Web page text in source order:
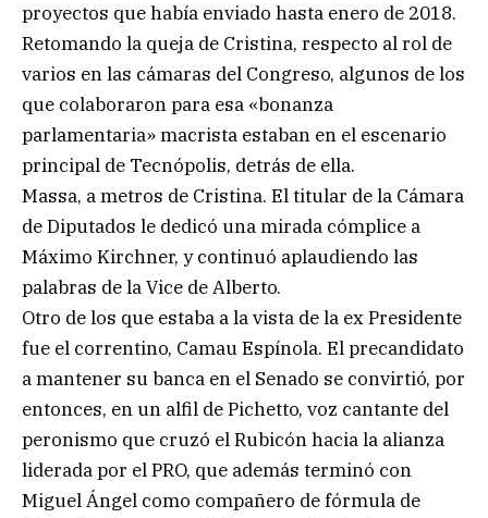
proyectos que había enviado hasta enero de 2018.
Retomando la queja de Cristina, respecto al rol de
varios en las cámaras del Congreso, algunos de los
que colaboraron para esa «bonanza
parlamentaria» macrista estaban en el escenario
principal de Tecnópolis, detrás de ella.
Massa, a metros de Cristina. El titular de la Cámara
de Diputados le dedicó una mirada cómplice a
Máximo Kirchner, y continuó aplaudiendo las
palabras de la Vice de Alberto.
Otro de los que estaba a la vista de la ex Presidente
fue el correntino, Camau Espínola. El precandidato
a mantener su banca en el Senado se convirtió, por
entonces, en un alfil de Pichetto, voz cantante del
peronismo que cruzó el Rubicón hacia la alianza
liderada por el PRO, que además terminó con
Miguel Ángel como compañero de fórmula de